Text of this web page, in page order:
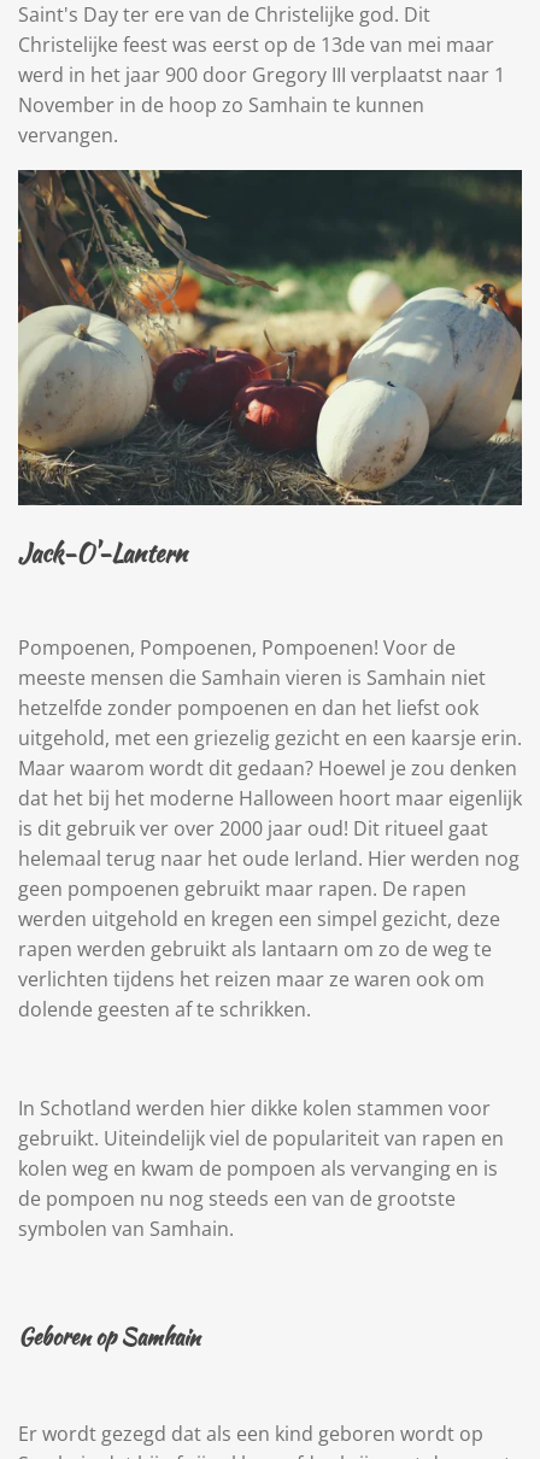
Saint's Day ter ere van de Christelijke god. Dit
Christelijke feest was eerst op de 13de van mei maar
werd in het jaar 900 door Gregory III verplaatst naar 1
November in de hoop zo Samhain te kunnen
vervangen.
Jack-O'-Lantern
Pompoenen, Pompoenen, Pompoenen! Voor de
meeste mensen die Samhain vieren is Samhain niet
hetzelfde zonder pompoenen en dan het liefst ook
uitgehold, met een griezelig gezicht en een kaarsje erin.
Maar waarom wordt dit gedaan? Hoewel je zou denken
dat het bij het moderne Halloween hoort maar eigenlijk
is dit gebruik ver over 2000 jaar oud! Dit ritueel gaat
helemaal terug naar het oude Ierland. Hier werden nog
geen pompoenen gebruikt maar rapen. De rapen
werden uitgehold en kregen een simpel gezicht, deze
rapen werden gebruikt als lantaarn om zo de weg te
verlichten tijdens het reizen maar ze waren ook om
dolende geesten af te schrikken.
In Schotland werden hier dikke kolen stammen voor
gebruikt. Uiteindelijk viel de populariteit van rapen en
kolen weg en kwam de pompoen als vervanging en is
de pompoen nu nog steeds een van de grootste
symbolen van Samhain.
Geboren op Samhain
Er wordt gezegd dat als een kind geboren wordt op